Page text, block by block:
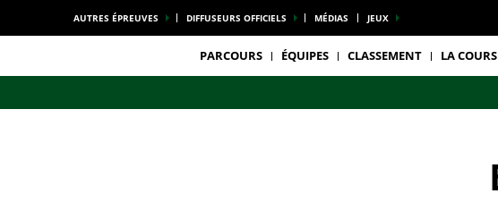
AUTRES ÉPREUVES DIFFUSEURS OFFICIELS MÉDIAS JEUX
PARCOURS ÉQUIPES CLASSEMENT LA